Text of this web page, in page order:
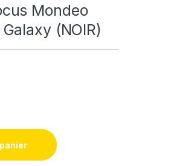
Mondeo
(NOIR)
Ka Cmax Connect Galaxy (NOIR)